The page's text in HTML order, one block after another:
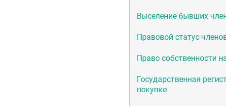
Выселение бывших
Правовой статус
Право собственности
Государственная
покупке